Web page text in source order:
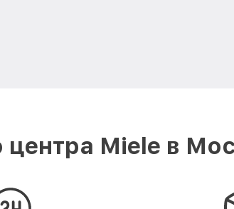
Miele в